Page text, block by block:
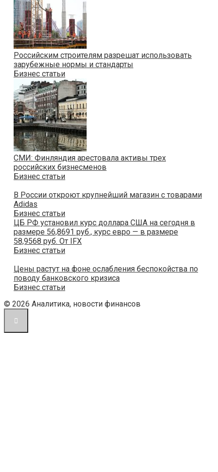
Российским строителям разрешат использовать
зарубежные нормы и стандарты
Бизнес статьи
СМИ: Финляндия арестовала активы трех
российских бизнесменов
Бизнес статьи
В России откроют крупнейший магазин с товарами
Adidas
Бизнес статьи
ЦБ РФ установил курс доллара США на сегодня в
размере 56,8691 руб., курс евро — в размере
58,9568 руб. От IFX
Бизнес статьи
Цены растут на фоне ослабления беспокойства по
поводу банковского кризиса
Бизнес статьи
© 2026 Аналитика, новости финансов